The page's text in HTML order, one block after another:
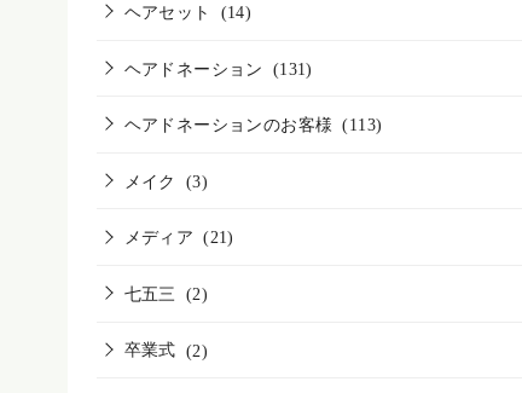
ヘアセット (14)
ヘアドネーション (131)
ヘアドネーションのお客様 (113)
メイク (3)
メディア (21)
七五三 (2)
卒業式 (2)